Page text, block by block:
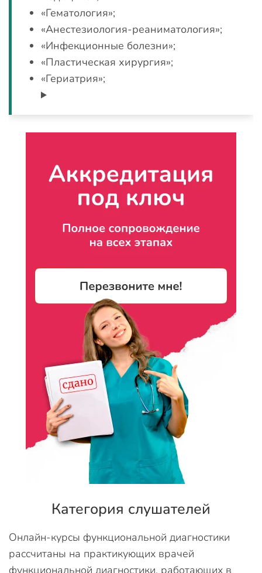
«Гематология»;
«Анестезиология-реаниматология»;
«Инфекционные болезни»;
«Пластическая хирургия»;
«Гериатрия»;
Категория слушателей
Онлайн-курсы функциональной диагностики
рассчитаны на практикующих врачей
функциональной диагностики, работающих в